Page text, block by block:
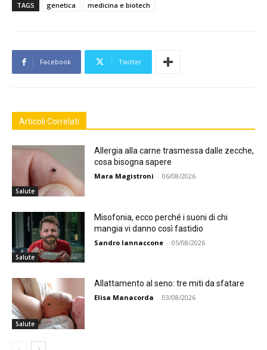
TAGS genetica medicina e biotech
Facebook Twitter
Articoli Correlati
Salute
Allergia alla carne trasmessa dalle zecche,
cosa bisogna sapere
Mara Magistroni - 06/08/2026
Salute
Misofonia, ecco perché i suoni di chi
mangia vi danno così fastidio
Sandro Iannaccone - 05/08/2026
Salute
Allattamento al seno: tre miti da sfatare
Elisa Manacorda - 03/08/2026